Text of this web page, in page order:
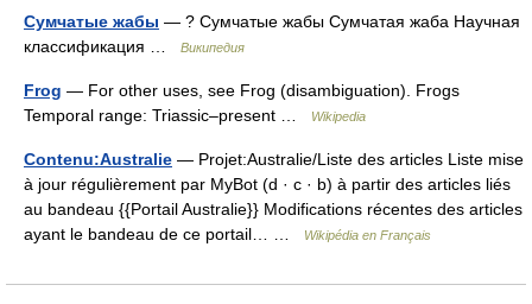
Сумчатые жабы — ? Сумчатые жабы Сумчатая жаба Научная
классификация …
Википедия
Frog — For other uses, see Frog (disambiguation). Frogs
Temporal range: Triassic–present …
Wikipedia
Contenu:Australie — Projet:Australie/Liste des articles Liste mise
à jour régulièrement par MyBot (d · c · b) à partir des articles liés
au bandeau {{Portail Australie}} Modifications récentes des articles
ayant le bandeau de ce portail… …
Wikipédia en Français